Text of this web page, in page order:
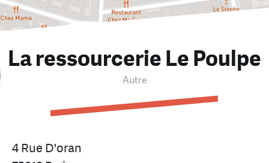
La ressourcerie Le Poulpe
Autre
4 Rue D'oran